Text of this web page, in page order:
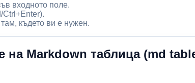
входното поле.
Ctrl+Enter).
където ви е нужен.
Markdown таблица (md